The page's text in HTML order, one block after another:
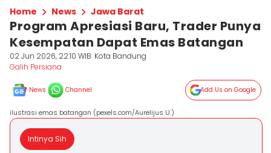
Home News Jawa Barat
Program Apresiasi Baru, Trader Punya
Kesempatan Dapat Emas Batangan
02 Jun 2026, 22:10 WIB Kota Bandung
Galih Persiana
News Channel Add Us on Google
ilustrasi emas batangan (pexels.com/Aurelijus U.)
Intinya Sih